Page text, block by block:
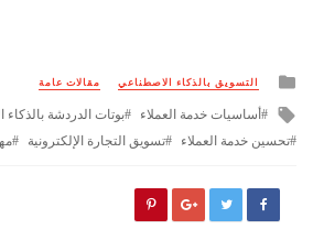
Posted
التسويق بالذكاء الاصطناعي مقالات عامة
Tagged
أساسيات خدمة العملاء
بوتات الدردشة
تحسين خدمة العملاء
تسويق التجارة الإلكترونية